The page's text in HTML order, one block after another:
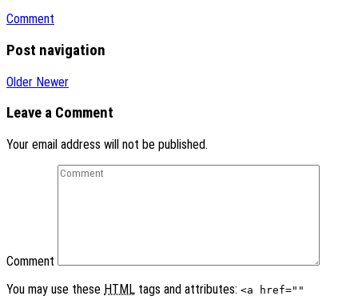
Comment
Post navigation
Older Newer
Leave a Comment
Your email address will not be published.
Comment
You may use these HTML tags and attributes: <a href=""